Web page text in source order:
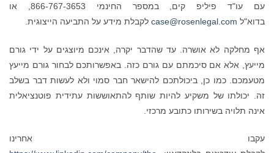
עם עו"ד פיליפ קים, במספר החינמי 866-767-3653, או
בדוא"ל case@rosenlegal.com לקבלת מידע על התביעה הייצוגית.
אף מחלקה לא אושרה. עד שהדבר יקרה, אינכם מיוצגים על ידי גורם
מייעץ, אלא אם סיכמתם עם גורם כזה. באפשרותכם לבחור גורם מייעץ
מטעמכם. כמו כן, ביכולתכם להישאר חבר סמוי ולא לעשות דבר בשלב
זה. יכולתו של משקיע להיות שותף להתאוששות עתידית פוטנציאלית
אינה תלויה בשירותו כתובע מרכזי.
עקבו אחרינו